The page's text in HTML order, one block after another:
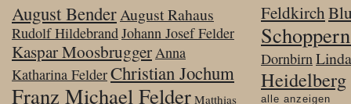
August BenderAugust Rahaus
Rudolf HildebrandJohann Josef Felder
Kaspar Moosbrugger Anna
Katharina FelderChristian Jochum
Franz Michael Felder Matthias
Feldkirch
Dornbirn
Heidelberg
alle anzeigen